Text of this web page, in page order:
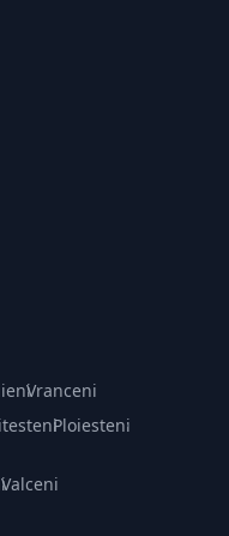
·Vranceni
·Ploiesteni·
·Valceni